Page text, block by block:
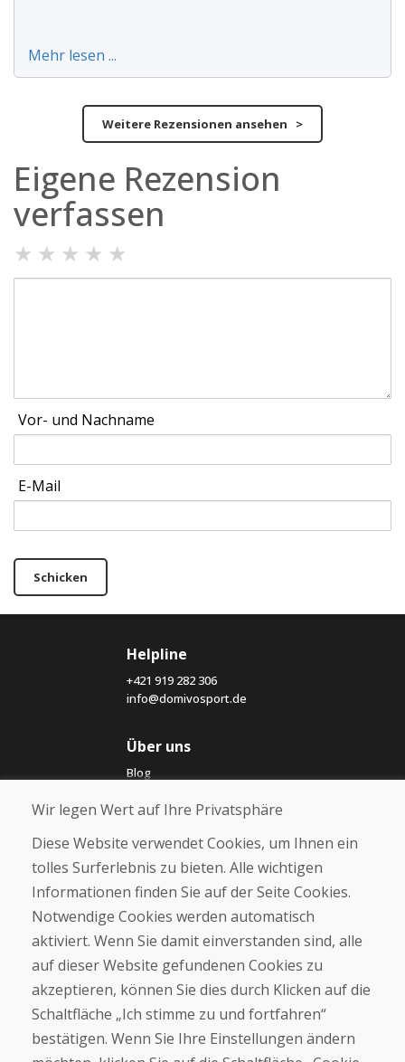
Mehr lesen ...
Weitere Rezensionen ansehen >
Eigene Rezension
verfassen
★ ★ ★ ★ ★
Vor- und Nachname
E-Mail
Schicken
Helpline
+421 919 282 306
info@domivosport.de
Über uns
Blog
Geschäft
Kaufen
E-Shop
Impressum
Geschäftsbedingungen
Zahlung
Beschwerde
Rückgabe und Umtausch von Waren
Cookies
Wir legen Wert auf Ihre Privatsphäre
Diese Website verwendet Cookies, um Ihnen ein
tolles Surferlebnis zu bieten. Alle wichtigen
Informationen finden Sie auf der Seite Cookies.
Notwendige Cookies werden automatisch
aktiviert. Wenn Sie damit einverstanden sind, alle
auf dieser Website gefundenen Cookies zu
akzeptieren, können Sie dies durch Klicken auf die
Schaltfläche „Ich stimme zu und fortfahren“
bestätigen. Wenn Sie Ihre Einstellungen ändern